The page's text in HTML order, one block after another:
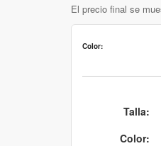
El precio final se
Color:
Talla:
Color: